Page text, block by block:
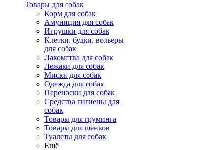
Товары для собак
Корм для собак
Амуниция для собак
Игрушки для собак
Клетки, будки, вольеры
для собак
Лакомства для собак
Лежаки для собак
Миски для собак
Одежда для собак
Переноски для собак
Средства гигиены для
собак
Товары для груминга
Товары для щенков
Туалеты для собак
Ещё